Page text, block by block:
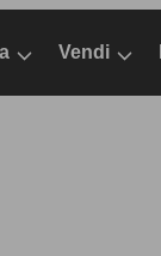
Vendi